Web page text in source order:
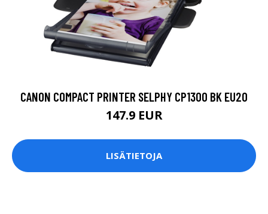
CANON COMPACT PRINTER SELPHY CP1300 BK EU20
147.9 EUR
LISÄTIETOJA